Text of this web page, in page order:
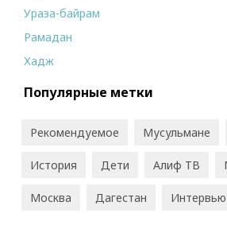
Ураза-байрам
Рамадан
Хадж
Популярные метки
Рекомендуемое Мусульмане
История Дети Алиф ТВ
Москва Дагестан Интервью